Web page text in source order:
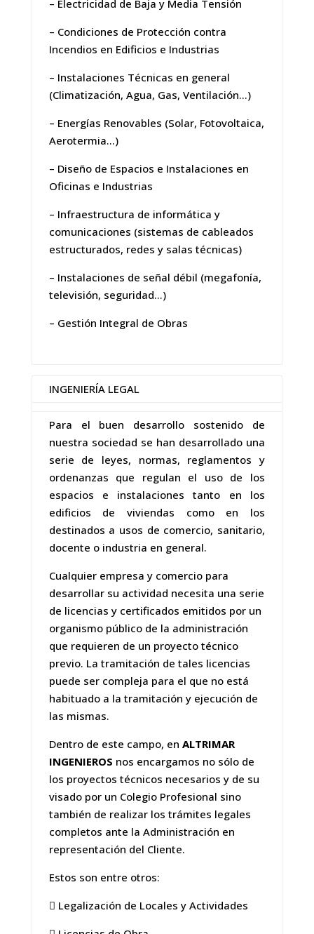
– Electricidad de Baja y Media Tensión
– Condiciones de Protección contra
Incendios en Edificios e Industrias
– Instalaciones Técnicas en general
(Climatización, Agua, Gas, Ventilación…)
– Energías Renovables (Solar, Fotovoltaica,
Aerotermia…)
– Diseño de Espacios e Instalaciones en
Oficinas e Industrias
– Infraestructura de informática y
comunicaciones (sistemas de cableados
estructurados, redes y salas técnicas)
– Instalaciones de señal débil (megafonía,
televisión, seguridad…)
– Gestión Integral de Obras
INGENIERÍA LEGAL
Para el buen desarrollo sostenido de
nuestra sociedad se han desarrollado una
serie de leyes, normas, reglamentos y
ordenanzas que regulan el uso de los
espacios e instalaciones tanto en los
edificios de viviendas como en los
destinados a usos de comercio, sanitario,
docente o industria en general.
Cualquier empresa y comercio para
desarrollar su actividad necesita una serie
de licencias y certificados emitidos por un
organismo público de la administración
que requieren de un proyecto técnico
previo. La tramitación de tales licencias
puede ser compleja para el que no está
habituado a la tramitación y ejecución de
las mismas.
Dentro de este campo, en ALTRIMAR
INGENIEROS nos encargamos no sólo de
los proyectos técnicos necesarios y de su
visado por un Colegio Profesional sino
también de realizar los trámites legales
completos ante la Administración en
representación del Cliente.
Estos son entre otros:
 Legalización de Locales y Actividades